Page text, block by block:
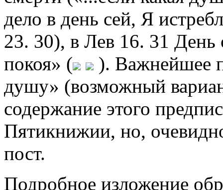
дело в день сей, Я
23. 30), в Лев 16. 31 День
покоя» (
). Важнейшее
душу» (возможный
содержание этого
Пятикнижии, но,
пост.
Подробное изложение